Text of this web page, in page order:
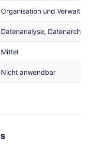
Organisation und
Datenanalyse,
Mittel
Nicht anwendbar